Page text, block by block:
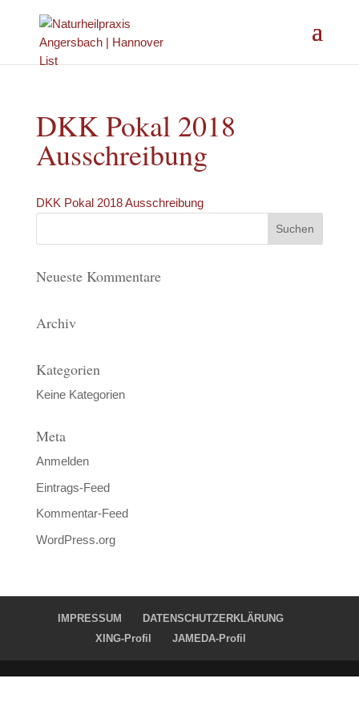
DKK Pokal 2018
Ausschreibung
DKK Pokal 2018 Ausschreibung
Neueste Kommentare
Archiv
Kategorien
Keine Kategorien
Meta
Anmelden
Eintrags-Feed
Kommentar-Feed
WordPress.org
IMPRESSUM
DATENSCHUTZERKLÄRUNG
XING-Profil
JAMEDA-Profil